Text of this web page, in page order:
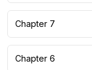
Chapter 7
Chapter 6